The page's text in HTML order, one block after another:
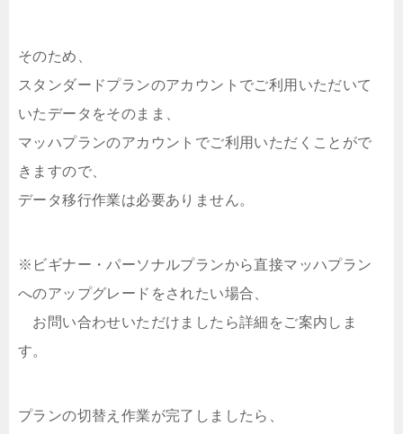
そのため、
スタンダードプランのアカウントでご利用いただいて
いたデータをそのまま、
マッハプランのアカウントでご利用いただくことがで
きますので、
データ移行作業は必要ありません。
※ビギナー・パーソナルプランから直接マッハプラン
へのアップグレードをされたい場合、
お問い合わせいただけましたら詳細をご案内しま
す。
プランの切替え作業が完了しましたら、